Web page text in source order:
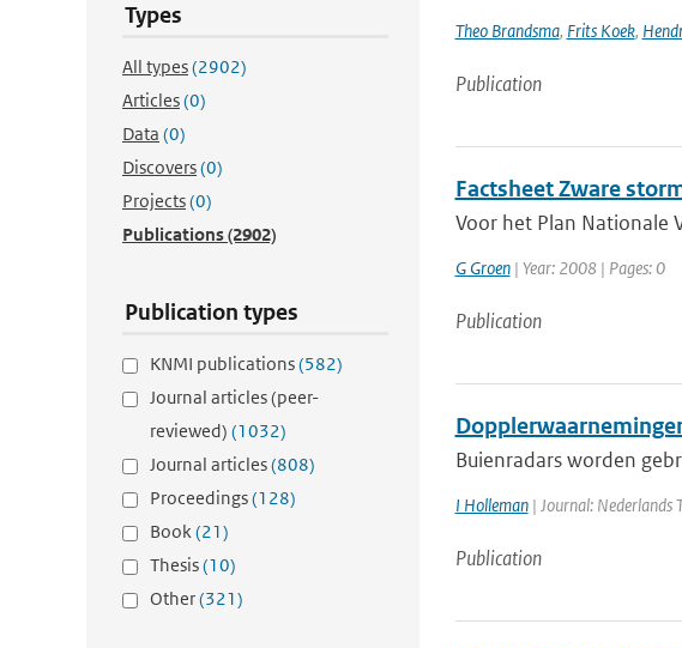
Types
All types(2902)
Articles(0)
Data (0)
Discovers(0)
Projects(0)
Publications(2902)
Publication types
KNMI publications(582)
Journal articles (peer-
reviewed) (1032)
Journal articles(808)
Proceedings(128)
Book(21)
Thesis(10)
Other(321)
Theo Brandsma, Frits Koek,
Publication
Factsheet Zware
Voor het Plan Nationale
G Groen| Year: 2008 | Pages: 0
Publication
Buienradars worden
I Holleman| Journal: Nederlands
Publication